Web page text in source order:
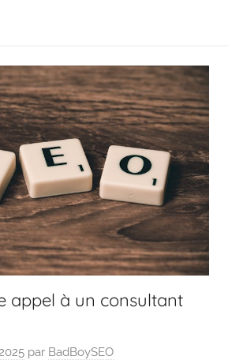
appel à un consultant
par BadBoySEO